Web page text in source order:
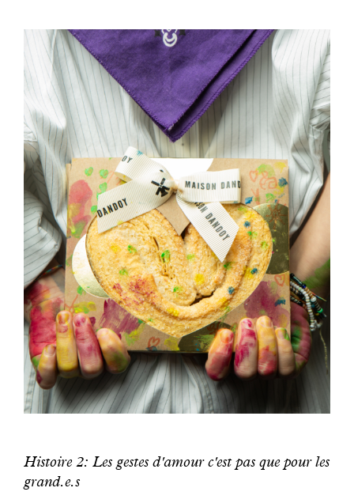
Histoire 2: Les gestes d'amour c'est pas que pour les
grand.e.s